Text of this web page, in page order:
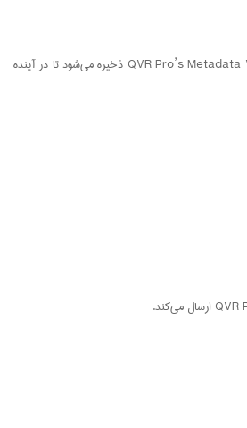
تشخیص چهره کیونپ، جریان‌های ویدئویی زنده را از QVR Pro تجزیه و تحلیل می‌کند و به شما امکان می‌دهد به راحتی از تنظیمات QVR Pro برای تجزیه و تحلیل ویدیو استفاده کنید. نتایج تجزیه و تحلیل در QVR Pro’s Metadata Vault ذخیره می‌شود تا در آینده